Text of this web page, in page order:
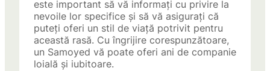
este important să vă informați cu privire la
nevoile lor specifice și să vă asigurați că
puteți oferi un stil de viață potrivit pentru
această rasă. Cu îngrijire corespunzătoare,
un Samoyed vă poate oferi ani de companie
loială și iubitoare.